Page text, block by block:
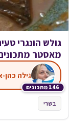
גולש הונגרי
מאסטר
146 מתכונים
גילה כהן-
בשרי